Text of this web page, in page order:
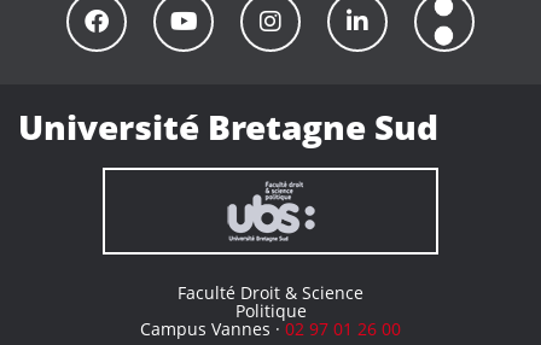
Université Bretagne Sud
Faculté Droit & Science
Politique
Campus Vannes ·02 97 01 26 00